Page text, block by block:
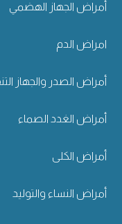
أمراض الجهاز الهضمي
امراض الدم
أمراض الصدر والجهاز
أمراض الغدد الصماء
أمراض الكلى
أمراض النساء والتوليد